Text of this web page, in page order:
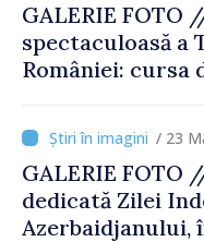
GALERIE FOTO
spectaculoasă a
României: cursa
Chișinăul de
/ 23
GALERIE FOTO
dedicată Zilei
Azerbaidjanului,